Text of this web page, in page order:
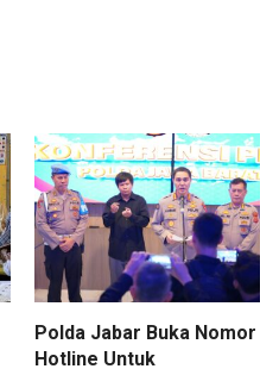
Polda Jabar Buka Nomor
Hotline Untuk